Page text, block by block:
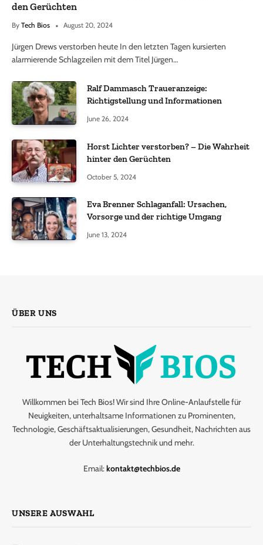
den Gerüchten
By Tech Bios August 20, 2024
Jürgen Drews verstorben heute In den letzten Tagen kursierten
alarmierende Schlagzeilen mit dem Titel Jürgen…
Ralf Dammasch Traueranzeige:
Richtigstellung und Informationen
June 26, 2024
Horst Lichter verstorben? – Die Wahrheit
hinter den Gerüchten
October 5, 2024
Eva Brenner Schlaganfall: Ursachen,
Vorsorge und der richtige Umgang
June 13, 2024
ÜBER UNS
Willkommen bei Tech Bios! Wir sind Ihre Online-Anlaufstelle für
Neuigkeiten, unterhaltsame Informationen zu Prominenten,
Technologie, Geschäftsaktualisierungen, Gesundheit, Nachrichten aus
der Unterhaltungstechnik und mehr.
Email:kontakt@techbios.de
UNSERE AUSWAHL